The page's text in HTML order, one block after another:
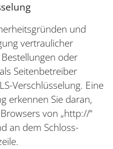
und
vertraulicher
oder
Seitenbetreiber
Verschlüsselung. Eine
erkennen Sie daran,
von „http://“
an dem Schloss-